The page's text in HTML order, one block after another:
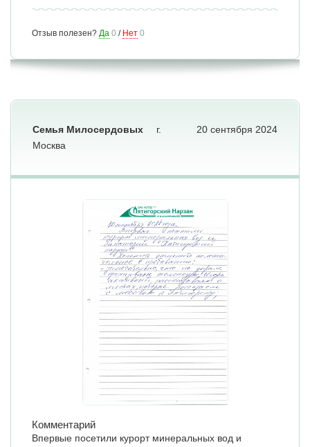
Отзыв полезен? Да 0 / Нет 0
20 сентября 2024
Семья Милосердовых
г.
Москва
Комментарий
Впервые посетили курорт минеральных вод и